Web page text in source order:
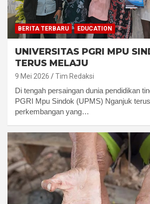
BERITA TERBARU EDUCATION
UNIVERSITAS PGRI MPU
TERUS MELAJU
9 Mei 2026 Tim Redaksi
Di tengah persaingan dunia pendidikan
PGRI Mpu Sindok (UPMS) Nganjuk
perkembangan yang…